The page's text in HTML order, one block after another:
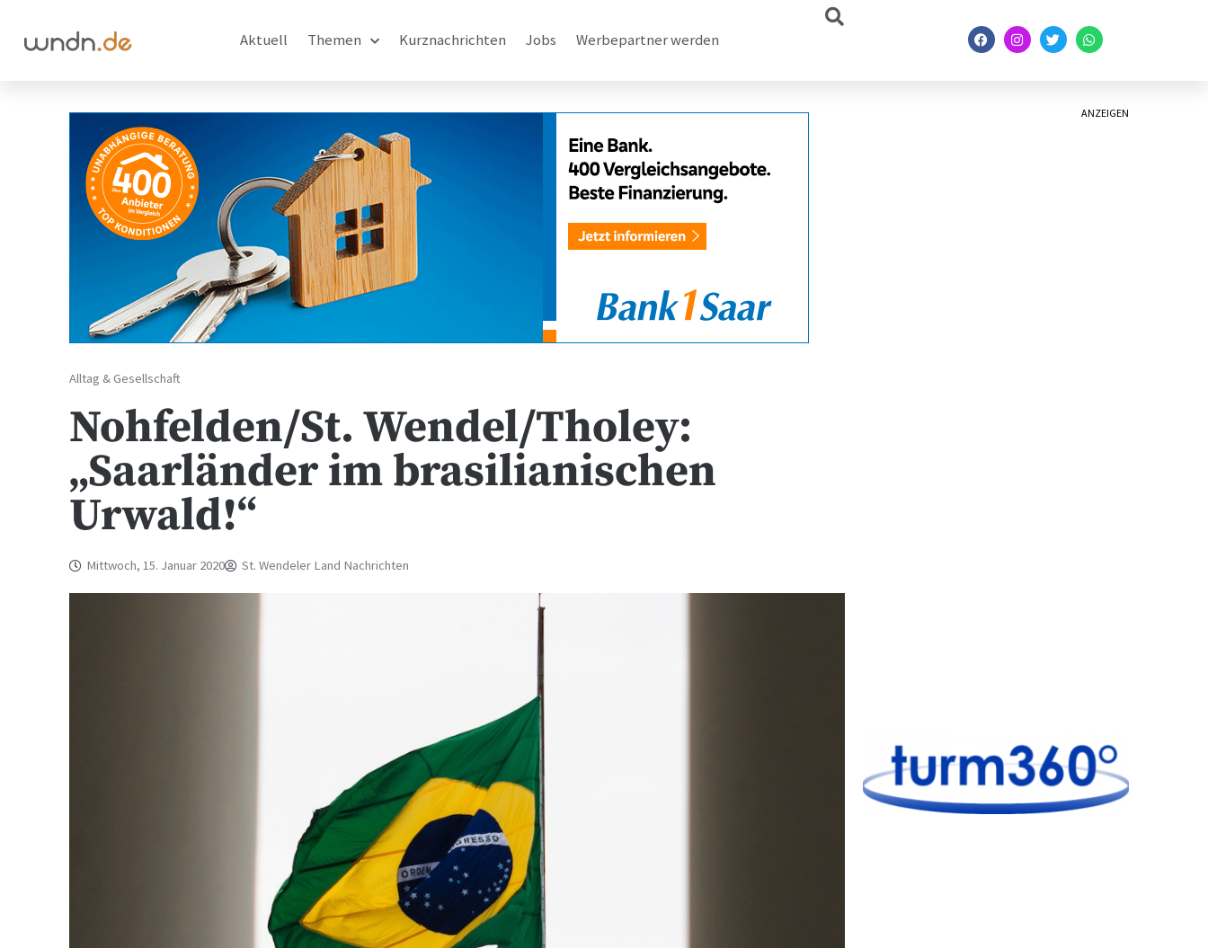
Aktuell Themen Kurznachrichten Jobs Werbepartner werden
Alltag & Gesellschaft
Nohfelden/St. Wendel/Tholey:
„Saarländer im brasilianischen
Urwald!“
Mittwoch, 15. Januar 2020 St. Wendeler Land Nachrichten
ANZEIGEN